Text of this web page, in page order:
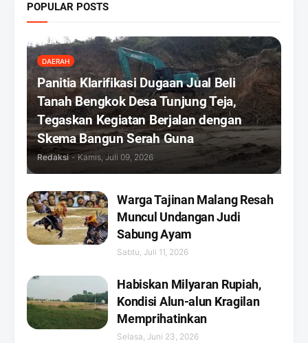
POPULAR POSTS
DAERAH
Panitia Klarifikasi Dugaan Jual Beli
Tanah Bengkok Desa Tunjung Teja,
Tegaskan Kegiatan Berjalan dengan
Skema Bangun Serah Guna
Redaksi - Kamis, Juli 09, 2026
Warga Tajinan Malang Resah
Muncul Undangan Judi
Sabung Ayam
Sabtu, Juli 11, 2026
Habiskan Milyaran Rupiah,
Kondisi Alun-alun Kragilan
Memprihatinkan
Selasa, Juni 23, 2026